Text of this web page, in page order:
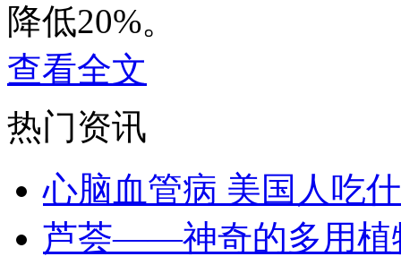
降低20%。
查看全文
热门资讯
心脑血管病 美国人吃
芦荟——神奇的多用植